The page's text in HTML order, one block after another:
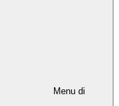
Menu di